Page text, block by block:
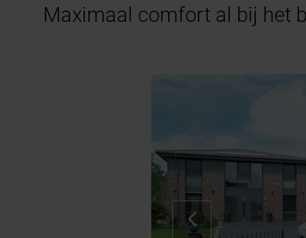
Maximaal comfort al bij het